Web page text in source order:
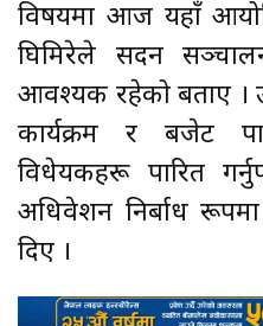
विषयमा आज यहाँ
घिमिरेले सदन
आवश्यक रहेको बताए ।
कार्यक्रम र बजेट
विधेयकहरू पारित
अधिवेशन निर्बाध
दिए ।